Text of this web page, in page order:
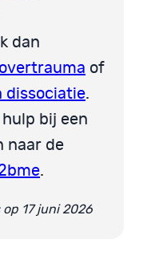
dan
of
dissociatie.
hulp bij een
naar de
.
17 juni 2026